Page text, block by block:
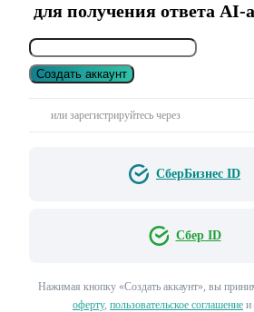
для получения ответа AI-
Создать аккаунт
или зарегистрируйтесь через
СберБизнес ID
Сбер ID
Нажимая кнопку «Создать аккаунт», вы
оферту, пользовательское соглашение и